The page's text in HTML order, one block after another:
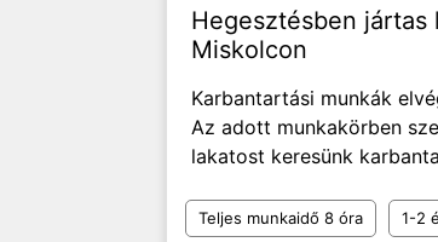
Hegesztésben jártas
Miskolcon
Karbantartási munkák
Az adott munkakörben
lakatost keresünk
Teljes munkaidő 8 óra 1-2